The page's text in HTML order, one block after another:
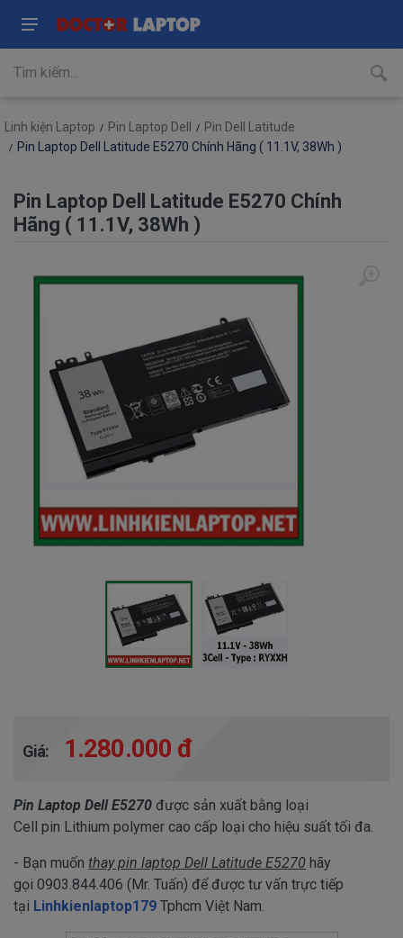
Linh kiện Laptop Pin Laptop Dell
Pin Dell Latitude
Pin Laptop Dell Latitude E5270 Chính Hãng ( 11.1V, 38Wh )
Pin Laptop Dell Latitude E5270 Chính
Hãng ( 11.1V, 38Wh )
Giá: 1.280.000 đ
Pin Laptop Dell E5270 được sản xuất bằng loại
Cell pin Lithium polymer cao cấp loại cho hiệu suất tối đa.
- Bạn muốn thay pin laptop Dell Latitude E5270 hãy
gọi 0903.844.406 (Mr. Tuấn) để được tư vấn trực tiếp
tại Linhkienlaptop179 Tphcm Việt Nam.